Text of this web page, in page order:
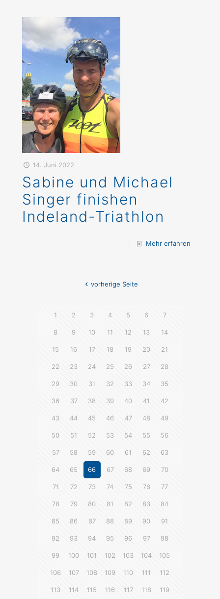
14. Juni 2022
Sabine und Michael
Singer finishen
Indeland-Triathlon
Mehr erfahren
vorherige Seite
1 2 3 4 5 6 7
8 9 10 11 12 13 14
15 16 17 18 19 20 21
22 23 24 25 26 27 28
29 30 31 32 33 34 35
36 37 38 39 40 41 42
43 44 45 46 47 48 49
50 51 52 53 54 55 56
57 58 59 60 61 62 63
64 65 66 67 68 69 70
71 72 73 74 75 76 77
78 79 80 81 82 83 84
85 86 87 88 89 90 91
92 93 94 95 96 97 98
99 100 101 102 103 104 105
106 107 108 109 110 111 112
113 114 115 116 117 118 119